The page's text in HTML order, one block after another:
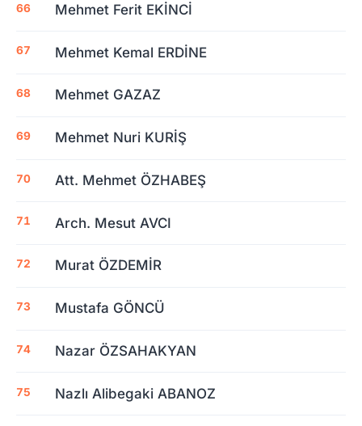
Mehmet Ferit EKİNCİ
Mehmet Kemal ERDİNE
Mehmet GAZAZ
Mehmet Nuri KURİŞ
Att. Mehmet ÖZHABEŞ
Arch. Mesut AVCI
Murat ÖZDEMİR
Mustafa GÖNCÜ
Nazar ÖZSAHAKYAN
Nazlı Alibegaki ABANOZ